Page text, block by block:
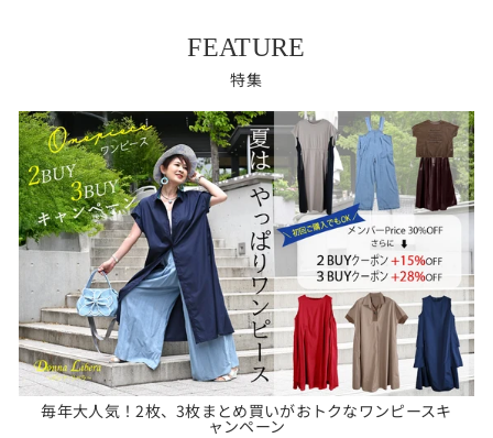
FEATURE
特集
毎年大人気！2枚、3枚まとめ買いがおトクなワンピースキ
ャンペーン